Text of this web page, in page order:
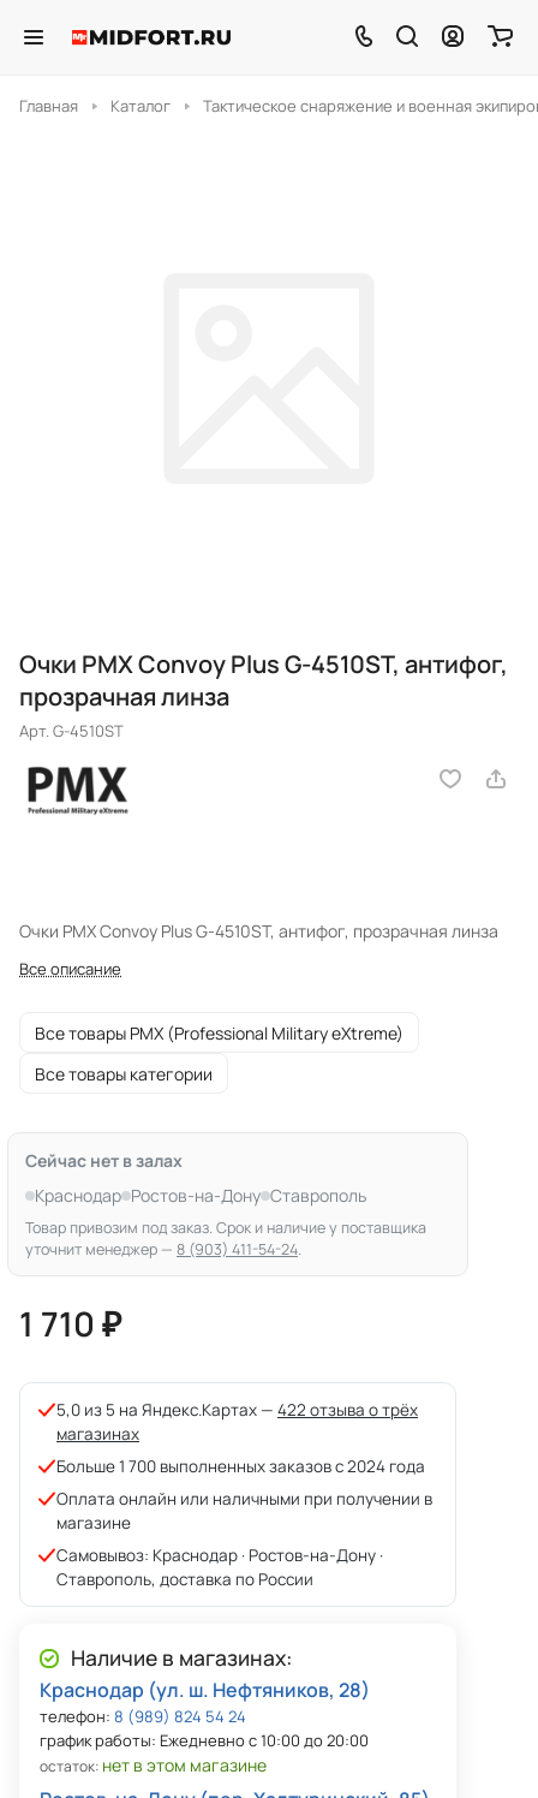
Главная Каталог Тактическое снаряжение и военная
Очки PMX Convoy Plus G-4510ST, антифог,
прозрачная линза
Арт.G-4510ST
Очки PMX Convoy Plus G-4510ST, антифог, прозрачная линза
Все описание
Все товары PMX (Professional Military eXtreme)
Все товары категории
Сейчас нет в залах
Краснодар Ростов-на-Дону Ставрополь
Товар привозим под заказ. Срок и наличие у поставщика
уточнит менеджер — 8 (903) 411-54-24.
1 710 ₽
5,0 из 5 на Яндекс.Картах — 422 отзыва о трёх
магазинах
Больше 1 700 выполненных заказов с 2024 года
Оплата онлайн или наличными при получении в
магазине
Самовывоз: Краснодар · Ростов-на-Дону ·
Ставрополь, доставка по России
Наличие в магазинах:
Краснодар (ул. ш. Нефтяников, 28)
телефон: 8 (989) 824 54 24
график работы: Ежедневно с 10:00 до 20:00
остаток: нет в этом магазине